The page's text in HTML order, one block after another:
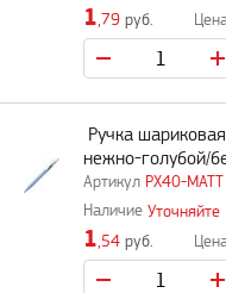
1,79 руб.
PX40-
Ручка
нежно-голубой/
Уточняйте
1,54 руб.